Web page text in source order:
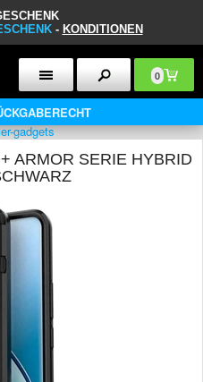
- KONDITIONEN
0
ARMOR SERIE HYBRID